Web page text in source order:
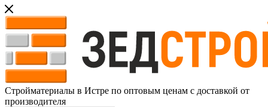
Стройматериалы в Истре по оптовым ценам с доставкой от
производителя